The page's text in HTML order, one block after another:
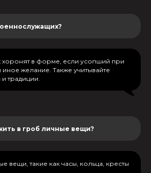
в форме, если усопший при
желание. Также учитывайте
традиции.
в гроб личные вещи?
вещи, такие как часы, кольца, кресты